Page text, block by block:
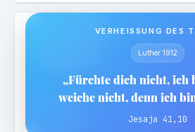
VERHEISSUNG DES
Luther 1912
„Fürchte dich nicht, ich
weiche nicht, denn ich
Jesaja 41,10